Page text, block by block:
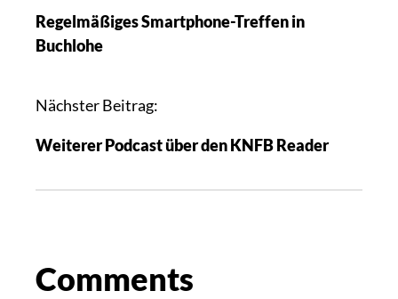
Regelmäßiges Smartphone-Treffen in
Buchlohe
Nächster Beitrag:
Weiterer Podcast über den KNFB Reader
Comments